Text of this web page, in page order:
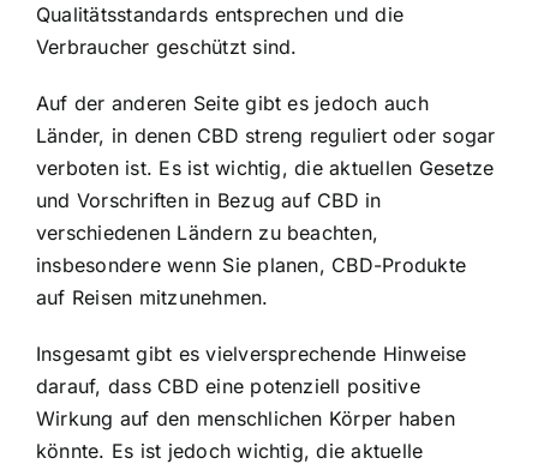
Qualitätsstandards entsprechen und die
Verbraucher geschützt sind.
Auf der anderen Seite gibt es jedoch auch
Länder, in denen CBD streng reguliert oder sogar
verboten ist. Es ist wichtig, die aktuellen Gesetze
und Vorschriften in Bezug auf CBD in
verschiedenen Ländern zu beachten,
insbesondere wenn Sie planen, CBD-Produkte
auf Reisen mitzunehmen.
Insgesamt gibt es vielversprechende Hinweise
darauf, dass CBD eine potenziell positive
Wirkung auf den menschlichen Körper haben
könnte. Es ist jedoch wichtig, die aktuelle